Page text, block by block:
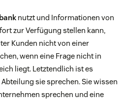
nutzt und Informationen von
zur Verfügung stellen kann,
Kunden nicht von einer
wenn eine Frage nicht in
liegt. Letztendlich ist es
sie sprechen. Sie wissen
sprechen und eine